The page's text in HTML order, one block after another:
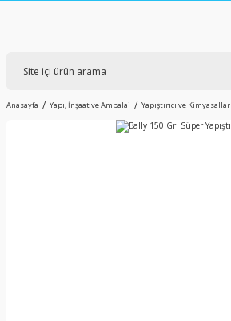
Anasayfa Yapı, İnşaat ve Ambalaj Yapıştırıcı ve Kimyasallar